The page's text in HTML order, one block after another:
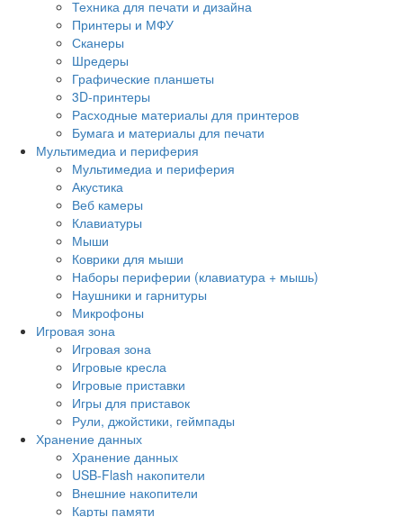
Техника для печати и дизайна
Принтеры и МФУ
Сканеры
Шредеры
Графические планшеты
3D-принтеры
Расходные материалы для принтеров
Бумага и материалы для печати
Мультимедиа и периферия
Мультимедиа и периферия
Акустика
Веб камеры
Клавиатуры
Мыши
Коврики для мыши
Наборы периферии (клавиатура + мышь)
Наушники и гарнитуры
Микрофоны
Игровая зона
Игровая зона
Игровые кресла
Игровые приставки
Игры для приставок
Рули, джойстики, геймпады
Хранение данных
Хранение данных
USB-Flash накопители
Внешние накопители
Карты памяти